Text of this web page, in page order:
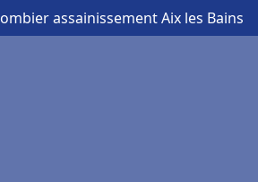
assainissement Aix les Bains